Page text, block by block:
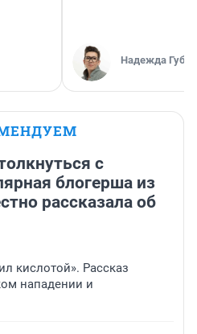
Надежда
с
блогерша из
рассказала об
кислотой». Рассказ
нападении и